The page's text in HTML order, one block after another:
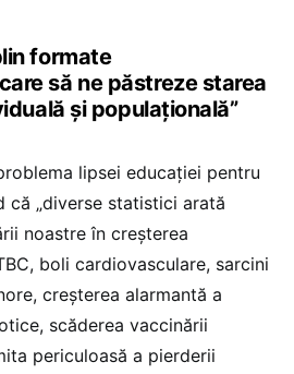
formate
să ne păstreze starea
și populațională”
lipsei educației pentru
că „diverse statistici arată
noastre în creșterea
boli cardiovasculare, sarcini
creșterea alarmantă a
scăderea vaccinării
periculoasă a pierderii